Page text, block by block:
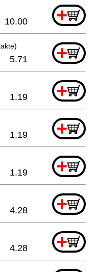
+
10.00
+
5.71
+
1.19
+
1.19
+
1.19
+
4.28
+
4.28